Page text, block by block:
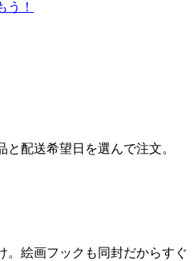
う！
配送希望日を選んで注文。
。絵画フックも同封だからすぐ